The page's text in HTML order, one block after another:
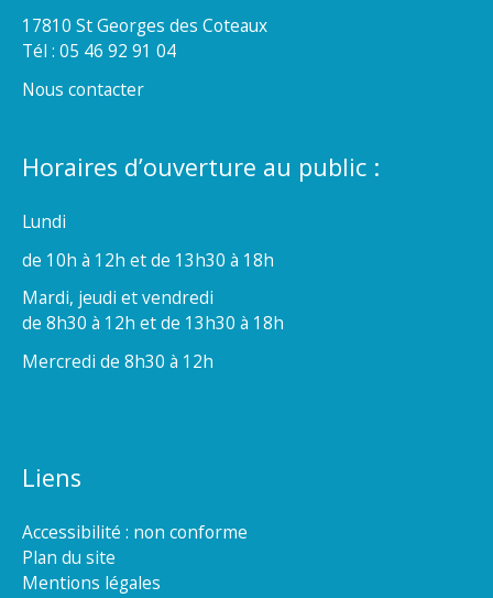
17810 St Georges des Coteaux
Tél : 05 46 92 91 04
Nous contacter
Horaires d’ouverture au public :
Lundi
de 10h à 12h et de 13h30 à 18h
Mardi, jeudi et vendredi
de 8h30 à 12h et de 13h30 à 18h
Mercredi de 8h30 à 12h
Liens
Accessibilité : non conforme
Plan du site
Mentions légales